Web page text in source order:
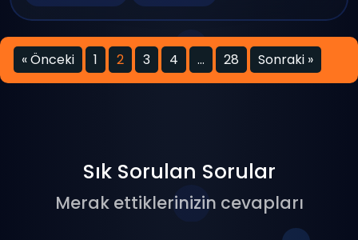
« Önceki 1 2 3 4 … 28 Sonraki »
Sık Sorulan Sorular
Merak ettiklerinizin cevapları